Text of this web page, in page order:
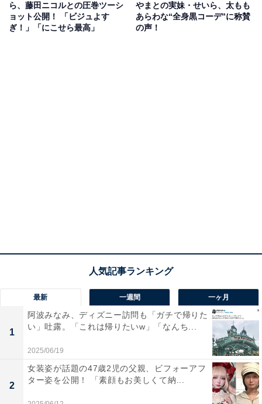
ら、藤田ニコルとの圧巻ツーシ
ョット公開！ 「ビジュよす
ぎ！」「にこせら最高」
やまとの実妹・せいら、太もも
あらわな“全身黒コーデ”に称賛
の声！
最新 一週間 一ヶ月
1
阿波みなみ、ディズニー訪問も「ガチで帰りた
い」吐露。「これは帰りたいw」「なんち...
2025/06/19
2
女装姿が話題の47歳2児の父親、ビフォーアフ
ター姿を公開！ 「素顔もお美しくて納...